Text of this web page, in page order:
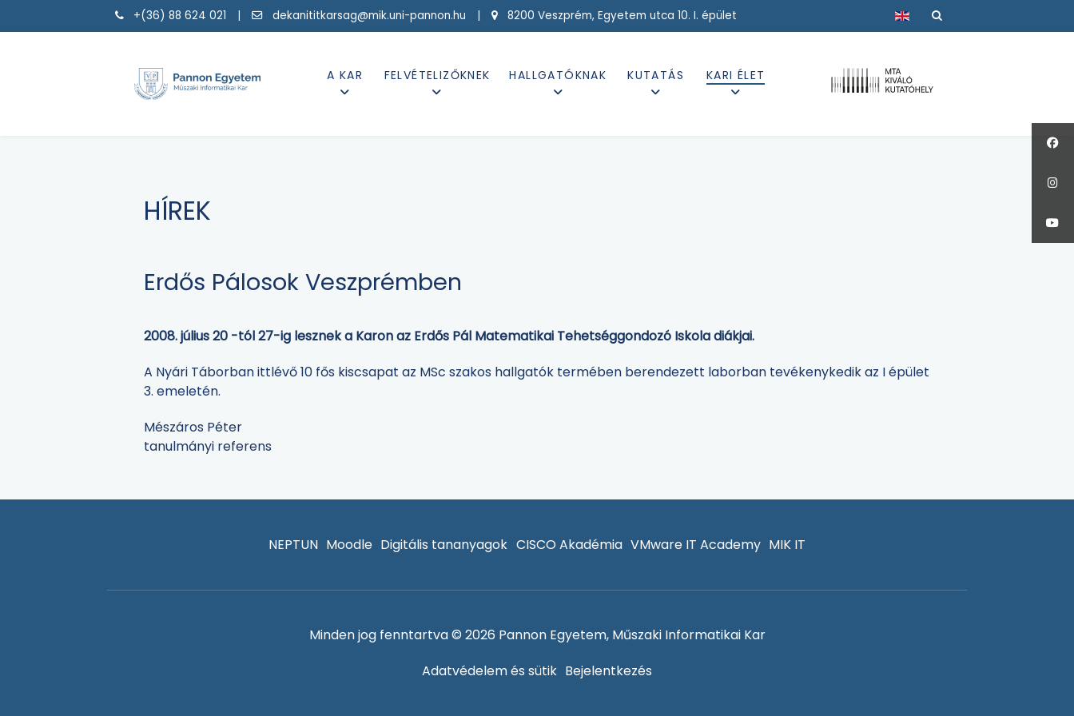
+(36) 88 624 021 | dekanititkarsag@mik.uni-pannon.hu | 8200 Veszprém, Egyetem utca 10. I. épület Válasszon nyelvet
A KAR FELVÉTELIZŐKNEK HALLGATÓKNAK KUTATÁS KARI ÉLET
HÍREK
Erdős Pálosok Veszprémben
2008. július 20 -tól 27-ig lesznek a Karon az Erdős Pál Matematikai Tehetséggondozó Iskola diákjai.
A Nyári Táborban ittlévő 10 fős kiscsapat az MSc szakos hallgatók termében berendezett laborban tevékenykedik az I épület
3. emeletén.
Mészáros Péter
tanulmányi referens
NEPTUN Moodle Digitális tananyagok CISCO Akadémia VMware IT Academy MIK IT
Minden jog fenntartva © 2026 Pannon Egyetem, Műszaki Informatikai Kar
Adatvédelem és sütik Bejelentkezés